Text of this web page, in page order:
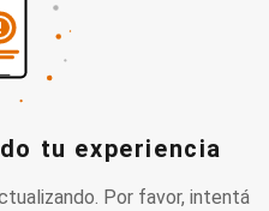
tu experiencia
Por favor, intentá